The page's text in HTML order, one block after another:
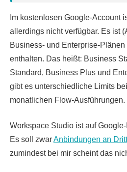
Im kostenlosen Google-Account
allerdings nicht verfügbar. Es ist
Business- und Enterprise-
enthalten. Das heißt: Business
Standard, Business Plus und
gibt es unterschiedliche Limits
monatlichen Flow-Ausführungen.
Workspace Studio ist auf
Es soll zwarAnbindungen an
zumindest bei mir scheint das